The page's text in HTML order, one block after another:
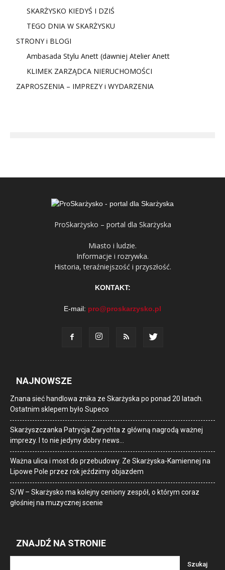
SKARŻYSKO KIEDYŚ I DZIŚ
TEGO DNIA W SKARŻYSKU
STRONY i BLOGI
Ambasada Stylu Anett (dawniej Atelier Anett
KLIMEK ZARZĄDCA NIERUCHOMOŚCI
ZAPROSZENIA – IMPREZY i WYDARZENIA
ProSkarżysko – portal dla Skarżyska
Miasto i ludzie.
Informacje i rozrywka.
Historia, teraźniejszość i przyszłość.
KONTAKT:
E-mail: pro@proskarzysko.pl
NAJNOWSZE
Znana sieć handlowa znika ze Skarżyska po ponad 20 latach.
Ostatnim sklepem było Supeco
Skarżyszczanka Patrycja Zarychta z główną nagrodą ważnej
imprezy. I to nie jedyny dobry news…
Ważna ulica i most do przebudowy. Ze Skarżyska-Kamiennej na
Lipowe Pole przez rok jeździmy objazdem
S/W – Skarżysko ma kolejny ceniony zespół, o którym coraz
głośniej na muzycznej scenie
ZNAJDŹ NA STRONIE